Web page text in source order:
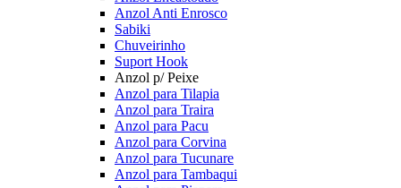
Anzol Anti Enrosco
Sabiki
Chuveirinho
Suport Hook
Anzol p/ Peixe
Anzol para Tilapia
Anzol para Traira
Anzol para Pacu
Anzol para Corvina
Anzol para Tucunare
Anzol para Tambaqui